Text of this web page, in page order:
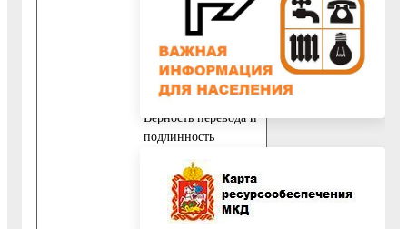
10.4. Документы,
составленные на
иностранном языке,
подлежат переводу
на русский язык.
Верность перевода и
подлинность
переводчика
свидетельствуются в
порядке,